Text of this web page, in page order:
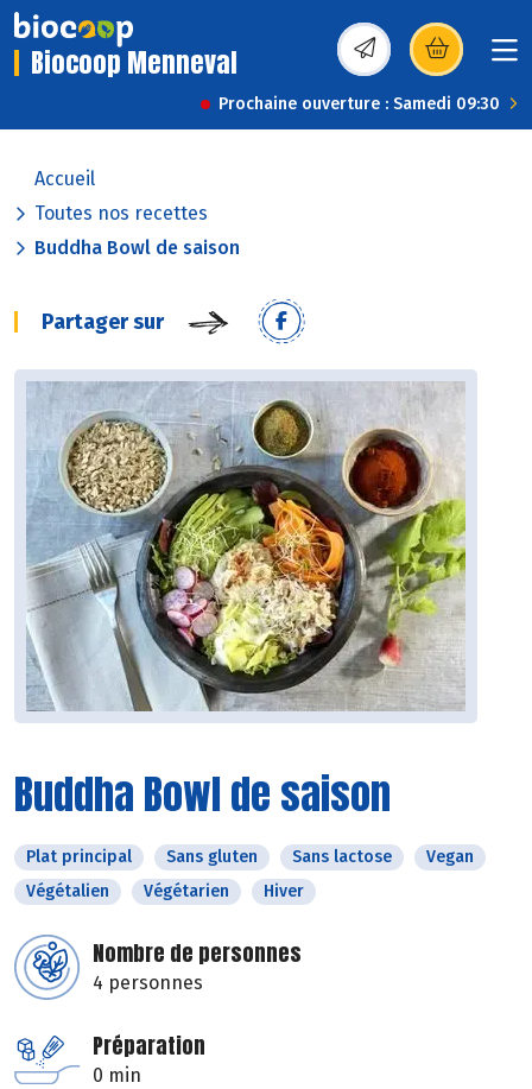
Biocoop Menneval (s’ouvre dans une
Prochaine ouverture : Samedi 09:30
Accueil
Toutes nos recettes
Buddha Bowl de saison
Partager sur
Buddha Bowl de saison
Plat principal Sans gluten Sans lactose
Vegan
Végétalien
Végétarien Hiver
Nombre de personnes
4 personnes
Préparation
0 min